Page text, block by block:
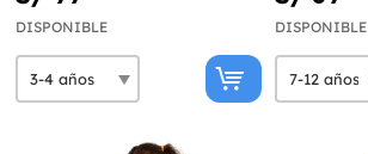
DISPONIBLE DISPONIBLE